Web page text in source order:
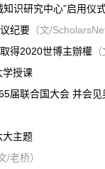
识研究中心”启用仪
纪要 （文/
得2020世博主辦權
学授课
届联合国大会 并会见
大主题
/老桥）